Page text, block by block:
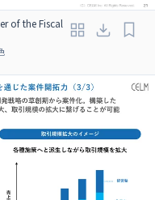
of the Fiscal